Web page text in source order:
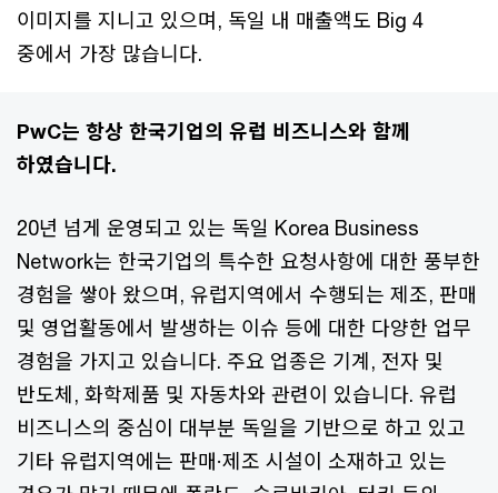
이미지를 지니고 있으며, 독일 내 매출액도 Big 4
중에서 가장 많습니다.
PwC는 항상 한국기업의 유럽 비즈니스와 함께
하였습니다.
20년 넘게 운영되고 있는 독일 Korea Business
Network는 한국기업의 특수한 요청사항에 대한 풍부한
경험을 쌓아 왔으며, 유럽지역에서 수행되는 제조, 판매
및 영업활동에서 발생하는 이슈 등에 대한 다양한 업무
경험을 가지고 있습니다. 주요 업종은 기계, 전자 및
반도체, 화학제품 및 자동차와 관련이 있습니다. 유럽
비즈니스의 중심이 대부분 독일을 기반으로 하고 있고
기타 유럽지역에는 판매·제조 시설이 소재하고 있는